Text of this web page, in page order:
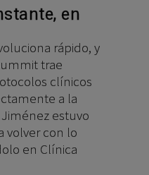
en
rápido, y
trae
clínicos
a la
estuvo
volver con lo
en Clínica